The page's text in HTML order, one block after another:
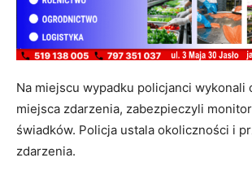
Na miejscu wypadku policjanci wykonali
miejsca zdarzenia, zabezpieczyli
świadków. Policja ustala okoliczności i
zdarzenia.